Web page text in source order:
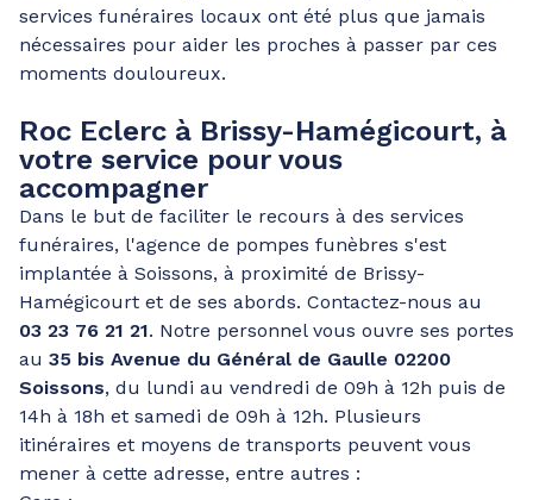
services funéraires locaux ont été plus que jamais
nécessaires pour aider les proches à passer par ces
moments douloureux.
Roc Eclerc à Brissy-Hamégicourt, à
votre service pour vous
accompagner
Dans le but de faciliter le recours à des services
funéraires, l'agence de pompes funèbres s'est
implantée à Soissons, à proximité de Brissy-
Hamégicourt et de ses abords. Contactez-nous au
03 23 76 21 21. Notre personnel vous ouvre ses portes
au 35 bis Avenue du Général de Gaulle 02200
Soissons, du lundi au vendredi de 09h à 12h puis de
14h à 18h et samedi de 09h à 12h. Plusieurs
itinéraires et moyens de transports peuvent vous
mener à cette adresse, entre autres :